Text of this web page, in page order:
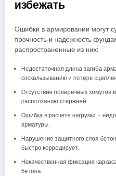
избежать
Ошибки в армировании могут
прочность и надежность
распространенные из них:
Недостаточная длина загиба
соскальзыванию и потере
Отсутствие поперечных хомутов
расползанию стержней.
Ошибка в расчете нагрузки –
арматуры.
Нарушение защитного слоя
быстро корродирует.
Некачественная фиксация
бетона.